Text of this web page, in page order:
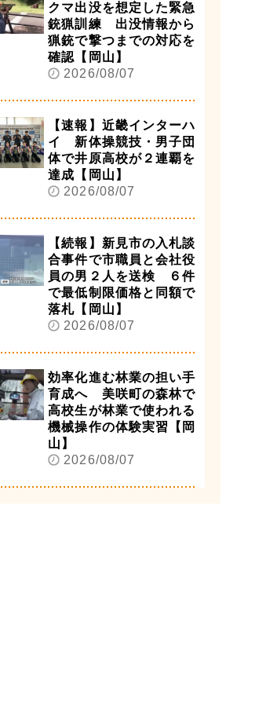
クマ出没を想定した緊急
銃猟訓練 出没情報から
猟銃で撃つまでの対応を
確認【岡山】
2026/08/07
【速報】近畿インターハ
イ 新体操競技・男子団
体で井原高校が２連覇を
達成【岡山】
2026/08/07
【続報】新見市の入札談
合事件で市職員と会社役
員の男２人を送検 ６件
で最低制限価格と同額で
落札【岡山】
2026/08/07
効率化進む林業の担い手
育成へ 美咲町の森林で
高校生が林業で使われる
機械操作の体験実習【岡
山】
2026/08/07